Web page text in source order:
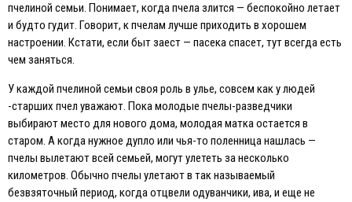
пчелиной семьи. Понимает, когда пчела злится — беспокойно летает
и будто гудит. Говорит, к пчелам лучше приходить в хорошем
настроении. Кстати, если быт заест — пасека спасет, тут всегда есть
чем заняться.
У каждой пчелиной семьи своя роль в улье, совсем как у людей
-старших пчел уважают. Пока молодые пчелы-разведчики
выбирают место для нового дома, молодая матка остается в
старом. А когда нужное дупло или чья-то поленница нашлась —
пчелы вылетают всей семьей, могут улететь за несколько
километров. Обычно пчелы улетают в так называемый
безвзяточный период, когда отцвели одуванчики, ива, и еще не